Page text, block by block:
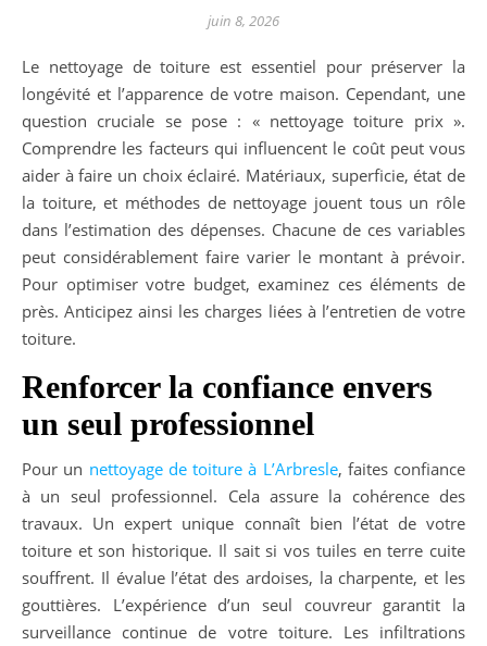
juin 8, 2026
Le nettoyage de toiture est essentiel pour préserver la
longévité et l’apparence de votre maison. Cependant, une
question cruciale se pose : « nettoyage toiture prix ».
Comprendre les facteurs qui influencent le coût peut vous
aider à faire un choix éclairé. Matériaux, superficie, état de
la toiture, et méthodes de nettoyage jouent tous un rôle
dans l’estimation des dépenses. Chacune de ces variables
peut considérablement faire varier le montant à prévoir.
Pour optimiser votre budget, examinez ces éléments de
près. Anticipez ainsi les charges liées à l’entretien de votre
toiture.
Renforcer la confiance envers
un seul professionnel
Pour un nettoyage de toiture à L’Arbresle, faites confiance
à un seul professionnel. Cela assure la cohérence des
travaux. Un expert unique connaît bien l’état de votre
toiture et son historique. Il sait si vos tuiles en terre cuite
souffrent. Il évalue l’état des ardoises, la charpente, et les
gouttières. L’expérience d’un seul couvreur garantit la
surveillance continue de votre toiture. Les infiltrations